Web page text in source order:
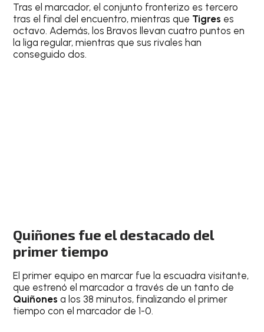
Tras el marcador, el conjunto fronterizo es tercero
tras el final del encuentro, mientras que Tigres es
octavo. Además, los Bravos llevan cuatro puntos en
la liga regular, mientras que sus rivales han
conseguido dos.
Quiñones fue el destacado del
primer tiempo
El primer equipo en marcar fue la escuadra visitante,
que estrenó el marcador a través de un tanto de
Quiñones a los 38 minutos, finalizando el primer
tiempo con el marcador de 1-0.